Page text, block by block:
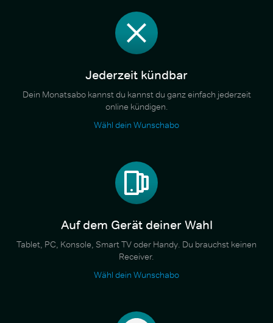
Jederzeit kündbar
Dein Monatsabo kannst du kannst du ganz einfach jederzeit
online kündigen.
Wähl dein Wunschabo
Auf dem Gerät deiner Wahl
Tablet, PC, Konsole, Smart TV oder Handy. Du brauchst keinen
Receiver.
Wähl dein Wunschabo